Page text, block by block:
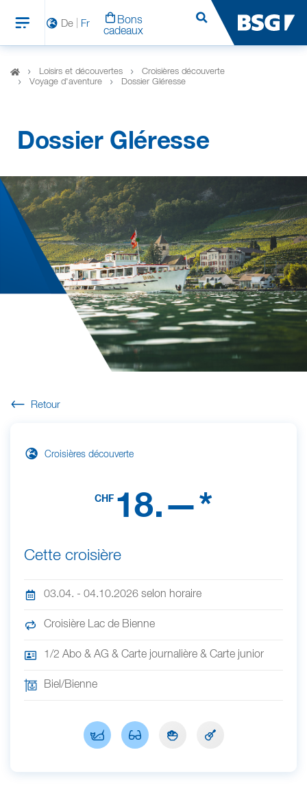
De Fr
Bons
cadeaux
Rechercher
Loisirs et découvertes
Croisières découverte
Voyage d'aventure
Dossier Gléresse
Dossier Gléresse
Retour
Croisières découverte
CHF 18.—*
Cette croisière
03.04. - 04.10.2026 selon horaire
Croisière Lac de Bienne
1/2 Abo & AG & Carte journalière & Carte junior
Biel/Bienne